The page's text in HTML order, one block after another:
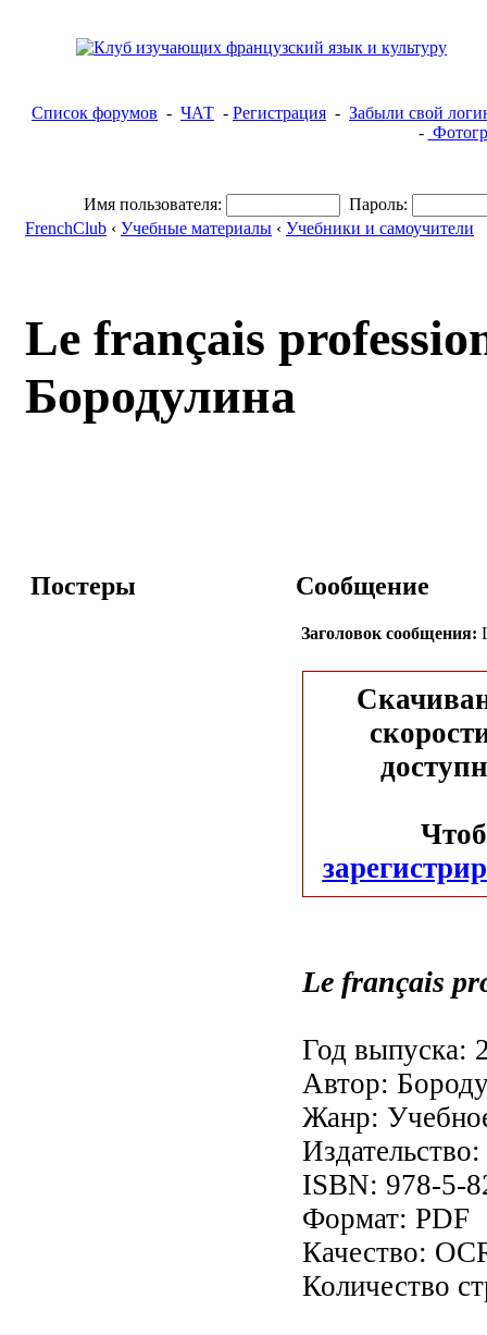
Список форумов - ЧАТ - Регистрация - Забыли свой
-
Имя пользователя:
Пароль:
FrenchClub ‹ Учебные материалы ‹ Учебники и самоучители
Le français
Бородулина
Постеры Сообщение
Заголовок сообщения:
Le français
Год выпуска:
Автор:
Жанр:
ISBN: 978-5-
Формат: PDF
Качество:
Количество